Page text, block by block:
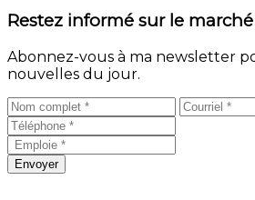
Restez informé sur le
Abonnez-vous à ma newsletter
nouvelles du jour.
Envoyer